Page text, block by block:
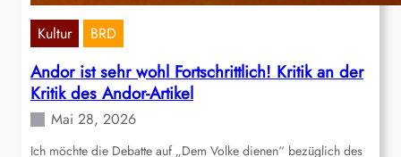
Kultur BRD
Andor ist sehr wohl Fortschrittlich! Kritik an der
Kritik des Andor-Artikel
Mai 28, 2026
Ich möchte die Debatte auf „Dem Volke dienen“ bezüglich des